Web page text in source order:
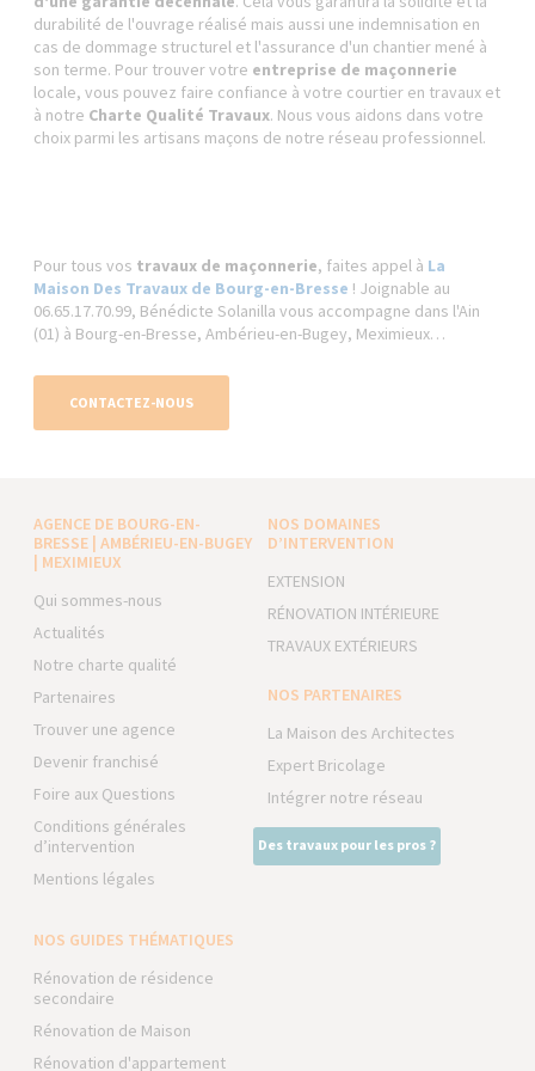
durabilité de l'ouvrage réalisé mais aussi une indemnisation en
cas de dommage structurel et l'assurance d'un chantier mené à
son terme. Pour trouver votre entreprise de maçonnerie
locale, vous pouvez faire confiance à votre courtier en travaux et
à notre Charte Qualité Travaux. Nous vous aidons dans votre
choix parmi les artisans maçons de notre réseau professionnel.
Pour tous vos travaux de maçonnerie, faites appel à La
Maison Des Travaux de Bourg-en-Bresse ! Joignable au
06.65.17.70.99, Bénédicte Solanilla vous accompagne dans l'Ain
(01) à Bourg-en-Bresse, Ambérieu-en-Bugey, Meximieux…
CONTACTEZ-NOUS
AGENCE DE BOURG-EN-
BRESSE | AMBÉRIEU-EN-BUGEY
| MEXIMIEUX
Qui sommes-nous
Actualités
Notre charte qualité
Partenaires
Trouver une agence
Devenir franchisé
Foire aux Questions
Conditions générales
d’intervention
Mentions légales
NOS DOMAINES
D’INTERVENTION
EXTENSION
RÉNOVATION INTÉRIEURE
TRAVAUX EXTÉRIEURS
NOS PARTENAIRES
La Maison des Architectes
Expert Bricolage
Intégrer notre réseau
Des travaux pour les pros ?
NOS GUIDES THÉMATIQUES
Rénovation de résidence
secondaire
Rénovation de Maison
Rénovation d'appartement